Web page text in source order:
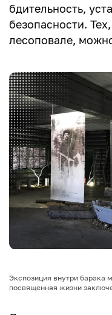
бдительность,
безопасности.
лесоповале,
Экспозиция внутри барака
посвященная жизни